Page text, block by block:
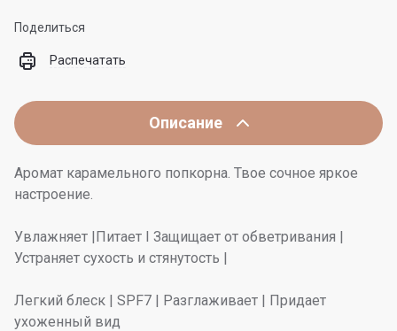
Поделиться
Распечатать
Описание
Аромат карамельного попкорна. Твое сочное яркое
настроение.
Увлажняет |Питает I Защищает от обветривания |
Устраняет сухость и стянутость |
Легкий блеск | SPF7 | Разглаживает | Придает
ухоженный вид